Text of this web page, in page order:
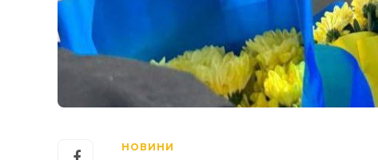
НОВИНИ